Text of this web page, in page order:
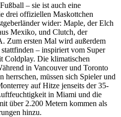
– sie ist auch eine
drei offiziellen Maskottchen
wider: Maple, der Elch
Mexiko, und Clutch, der
Zum ersten Mal wird außerdem
– inspiriert vom Super
Coldplay. Die klimatischen
in Vancouver und Toronto
herrschen, müssen sich Spieler und
auf Hitze jenseits der 35-
in Miami und die
über 2.200 Metern kommen als
hinzu.